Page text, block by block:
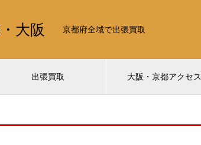
大阪 京都府全域で出張買取
出張買取 大阪・京都アクセス